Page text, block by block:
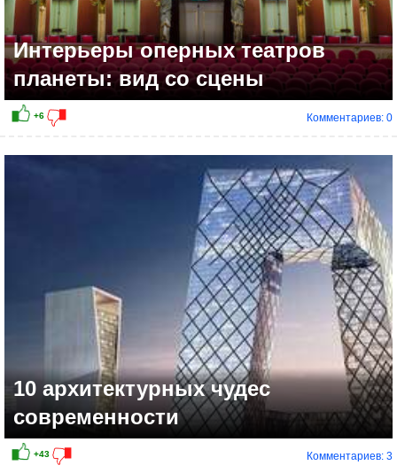
Интерьеры оперных театров
планеты: вид со сцены
Комментариев: 0
10 архитектурных чудес
современности
Комментариев: 3